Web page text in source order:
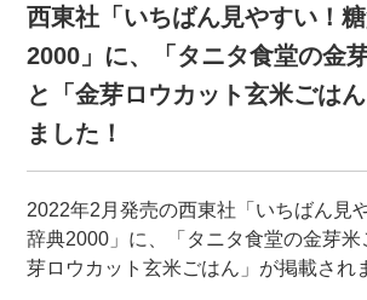
西東社「いちばん見やすい！
2000」に、「タニタ食堂の金
と「金芽ロウカット玄米ごは
ました！
2022年2月発売の西東社「いちばん見
辞典2000」に、「タニタ食堂の金芽米
芽ロウカット玄米ごはん」が掲載され